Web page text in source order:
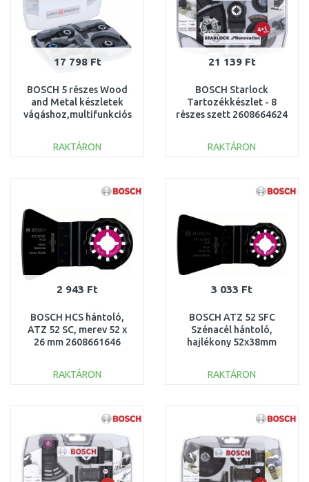
17 798 Ft
BOSCH 5 részes Wood
and Metal készletek
vágáshoz,multifunkciós
2608664131
RAKTÁRON
Összehasonlítás
21 139 Ft
BOSCH Starlock
Tartozékkészlet - 8
részes szett 2608664624
RAKTÁRON
Összehasonlítás
2 943 Ft
BOSCH HCS hántoló,
ATZ 52 SC, merev 52 x
26 mm 2608661646
RAKTÁRON
Összehasonlítás
3 033 Ft
BOSCH ATZ 52 SFC
Szénacél hántoló,
hajlékony 52x38mm
RAKTÁRON
Összehasonlítás